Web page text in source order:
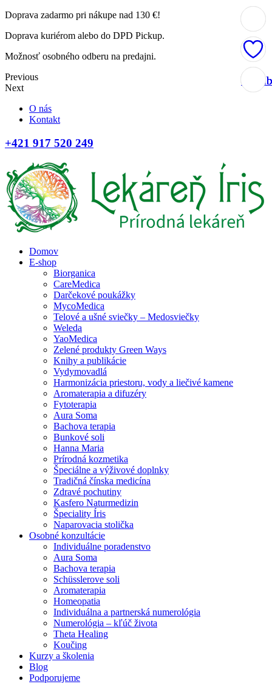
Doprava zadarmo pri nákupe nad 130 €!
Doprava kuriérom alebo do DPD Pickup.
Možnosť osobného odberu na predajni.
Previous
Next
O nás
Kontakt
+421 917 520 249
Domov
E-shop
Biorganica
CareMedica
Darčekové poukážky
MycoMedica
Telové a ušné sviečky – Medosviečky
Weleda
YaoMedica
Zelené produkty Green Ways
Knihy a publikácie
Vydymovadlá
Harmonizácia priestoru, vody a liečivé kamene
Aromaterapia a difuzéry
Fytoterapia
Aura Soma
Bachova terapia
Bunkové soli
Hanna Maria
Prírodná kozmetika
Špeciálne a výživové doplnky
Tradičná čínska medicína
Zdravé pochutiny
Kasfero Naturmedizin
Špeciality Íris
Naparovacia stolička
Osobné konzultácie
Individuálne poradenstvo
Aura Soma
Bachova terapia
Schüsslerove soli
Aromaterapia
Homeopatia
Individuálna a partnerská numerológia
Numerológia – kľúč života
Theta Healing
Koučing
Kurzy a školenia
Blog
Podporujeme